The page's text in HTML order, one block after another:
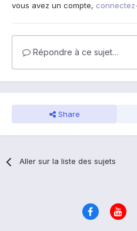
vous avez un compte,
Répondre à ce sujet…
Share
Aller sur la liste des sujets